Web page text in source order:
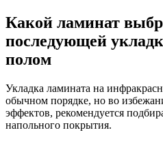
Какой ламинат
последующей
полом
Укладка ламината на
обычном порядке, но во
эффектов, рекомендуется
напольного покрытия.